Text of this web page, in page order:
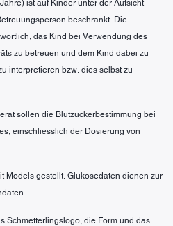
ist auf Kinder unter der Aufsicht
beschränkt. Die
das Kind bei Verwendung des
zu betreuen und dem Kind dabei zu
interpretieren bzw. dies selbst zu
sollen die Blutzuckerbestimmung bei
einschliesslich der Dosierung von
Models gestellt. Glukosedaten dienen zur
Schmetterlingslogo, die Form und das